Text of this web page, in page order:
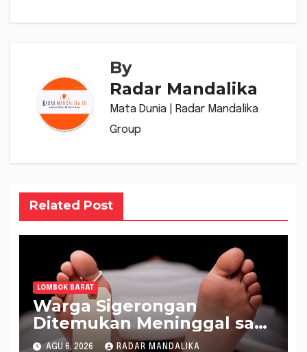
By
Radar Mandalika
Mata Dunia | Radar Mandalika
Group
Related Post
LOMBOK BARAT
Warga Sigerongan
Ditemukan Meninggal saat
Setrum Ikan di Sungai
AGU 6, 2026 RADAR MANDALIKA